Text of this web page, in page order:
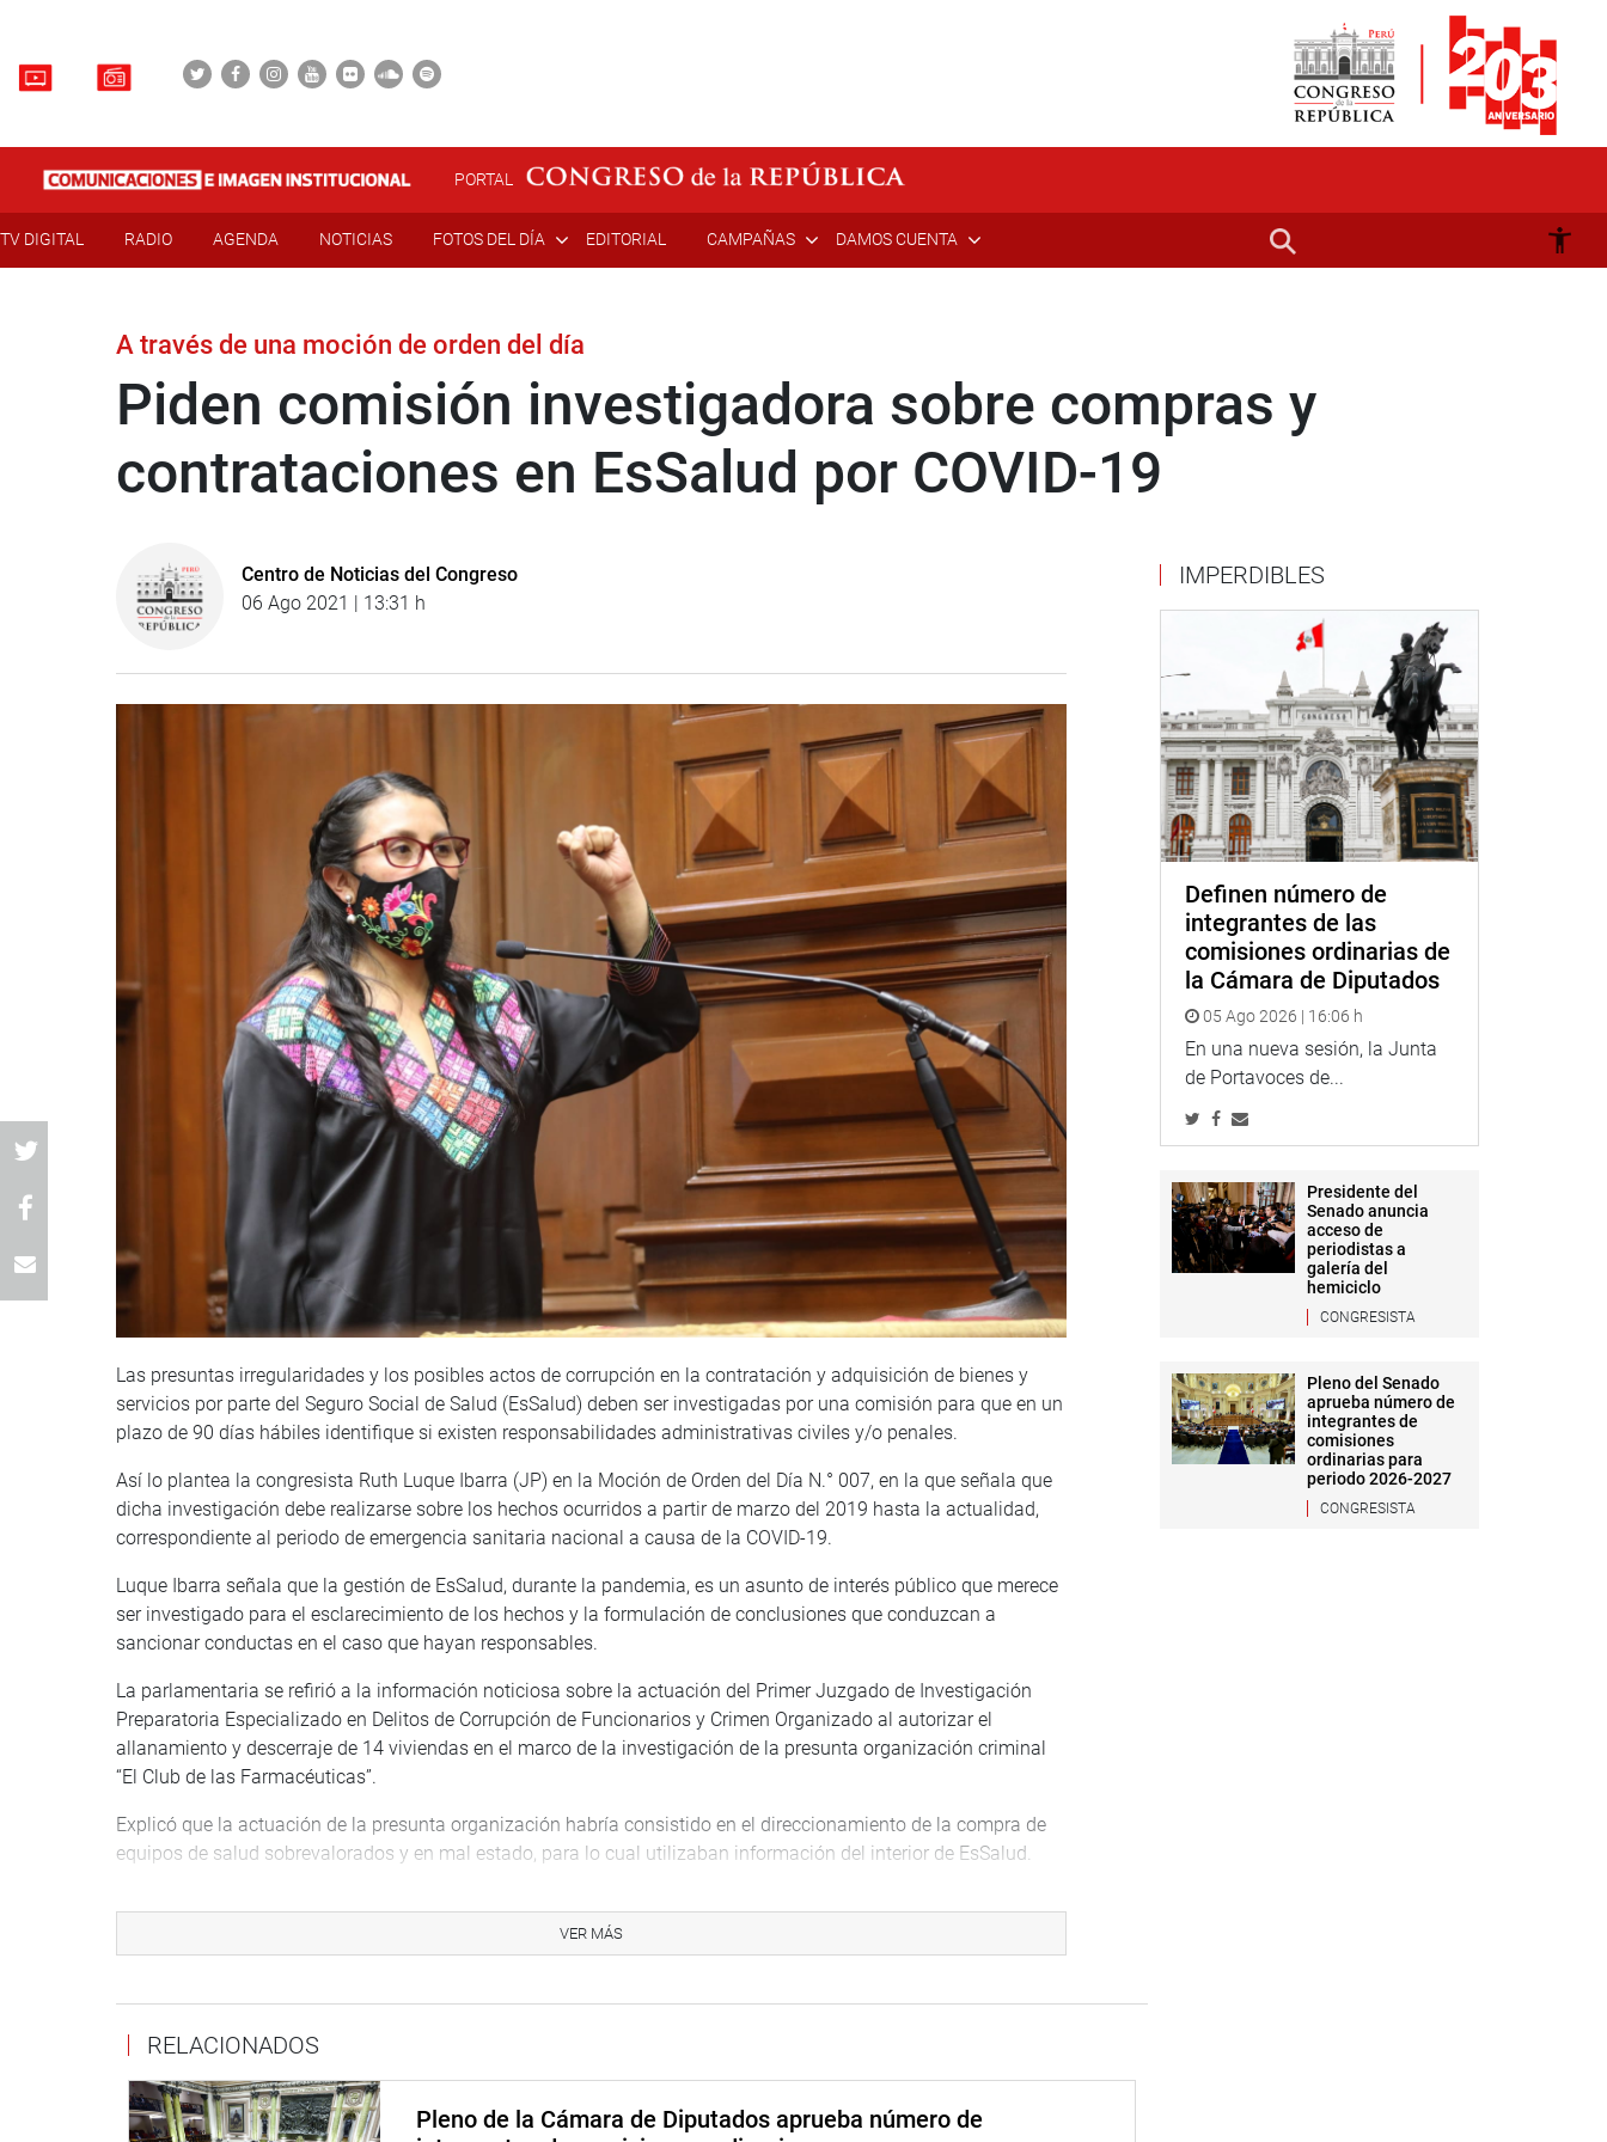
PORTAL
TV DIGITAL RADIO AGENDA NOTICIAS FOTOS DEL DÍA EDITORIAL CAMPAÑAS DAMOS CUENTA
A través de una moción de orden del día
Piden comisión investigadora sobre compras y
contrataciones en EsSalud por COVID-19
Centro de Noticias del Congreso
06 Ago 2021 | 13:31 h
Las presuntas irregularidades y los posibles actos de corrupción en la contratación y adquisición de bienes y
servicios por parte del Seguro Social de Salud (EsSalud) deben ser investigadas por una comisión para que en un
plazo de 90 días hábiles identifique si existen responsabilidades administrativas civiles y/o penales.
Así lo plantea la congresista Ruth Luque Ibarra (JP) en la Moción de Orden del Día N.° 007, en la que señala que
dicha investigación debe realizarse sobre los hechos ocurridos a partir de marzo del 2019 hasta la actualidad,
correspondiente al periodo de emergencia sanitaria nacional a causa de la COVID-19.
Luque Ibarra señala que la gestión de EsSalud, durante la pandemia, es un asunto de interés público que merece
ser investigado para el esclarecimiento de los hechos y la formulación de conclusiones que conduzcan a
sancionar conductas en el caso que hayan responsables.
La parlamentaria se refirió a la información noticiosa sobre la actuación del Primer Juzgado de Investigación
Preparatoria Especializado en Delitos de Corrupción de Funcionarios y Crimen Organizado al autorizar el
allanamiento y descerraje de 14 viviendas en el marco de la investigación de la presunta organización criminal
“El Club de las Farmacéuticas”.
Explicó que la actuación de la presunta organización habría consistido en el direccionamiento de la compra de
equipos de salud sobrevalorados y en mal estado, para lo cual utilizaban información del interior de EsSalud.
presidenta ejecutiva de EsSalud, Fiorella Molinelli Aristondo.
además se habría realizado concertación de precios entre las empresas Ayaychan y Q Medical; así como la
autorización de la entrega de bienes con una sola orden de remisión y se habría incurrido en pagos de soborno,
entre otros.
Indicó que esta situación ha producido la reacción del Sindicato Nacional Médico del Seguro Social que ha
VER MÁS
RELACIONADOS
Pleno de la Cámara de Diputados aprueba número de
IMPERDIBLES
Definen número de
integrantes de las
comisiones ordinarias de
la Cámara de Diputados
05 Ago 2026 | 16:06 h
En una nueva sesión, la Junta
de Portavoces de...
Presidente del
Senado anuncia
acceso de
periodistas a
galería del
hemiciclo
CONGRESISTA
Pleno del Senado
aprueba número de
integrantes de
comisiones
ordinarias para
periodo 2026-2027
CONGRESISTA